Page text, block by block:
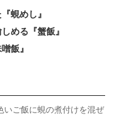
蜆めし』
める『蟹飯』
飯』
いご飯に蜆の煮付けを混ぜ